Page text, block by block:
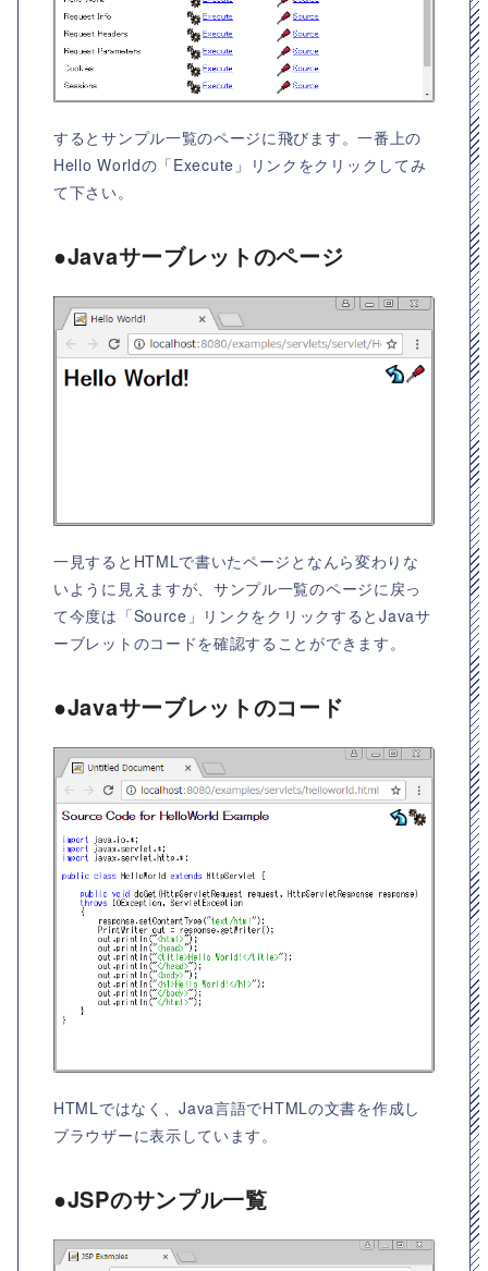
するとサンプル一覧のページに飛びます。一番上の
Hello Worldの「Execute」リンクをクリックしてみ
て下さい。
●Javaサーブレットのページ
一見するとHTMLで書いたページとなんら変わりな
いように見えますが、サンプル一覧のページに戻っ
て今度は「Source」リンクをクリックするとJavaサ
ーブレットのコードを確認することができます。
●Javaサーブレットのコード
HTMLではなく、Java言語でHTMLの文書を作成し
ブラウザーに表示しています。
●JSPのサンプル一覧